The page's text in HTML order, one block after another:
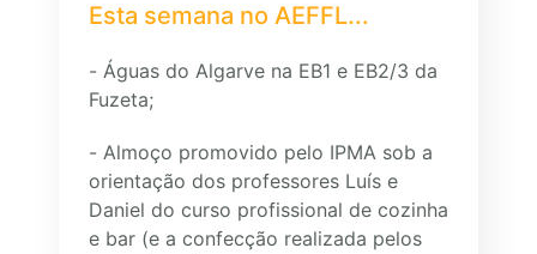
Esta semana no AEFFL...
- Águas do Algarve na EB1 e EB2/3 da
Fuzeta;
- Almoço promovido pelo IPMA sob a
orientação dos professores Luís e
Daniel do curso profissional de cozinha
e bar (e a confecção realizada pelos